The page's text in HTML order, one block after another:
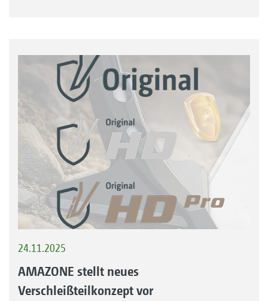
24.11.2025
AMAZONE stellt neues
Verschleißteilkonzept vor